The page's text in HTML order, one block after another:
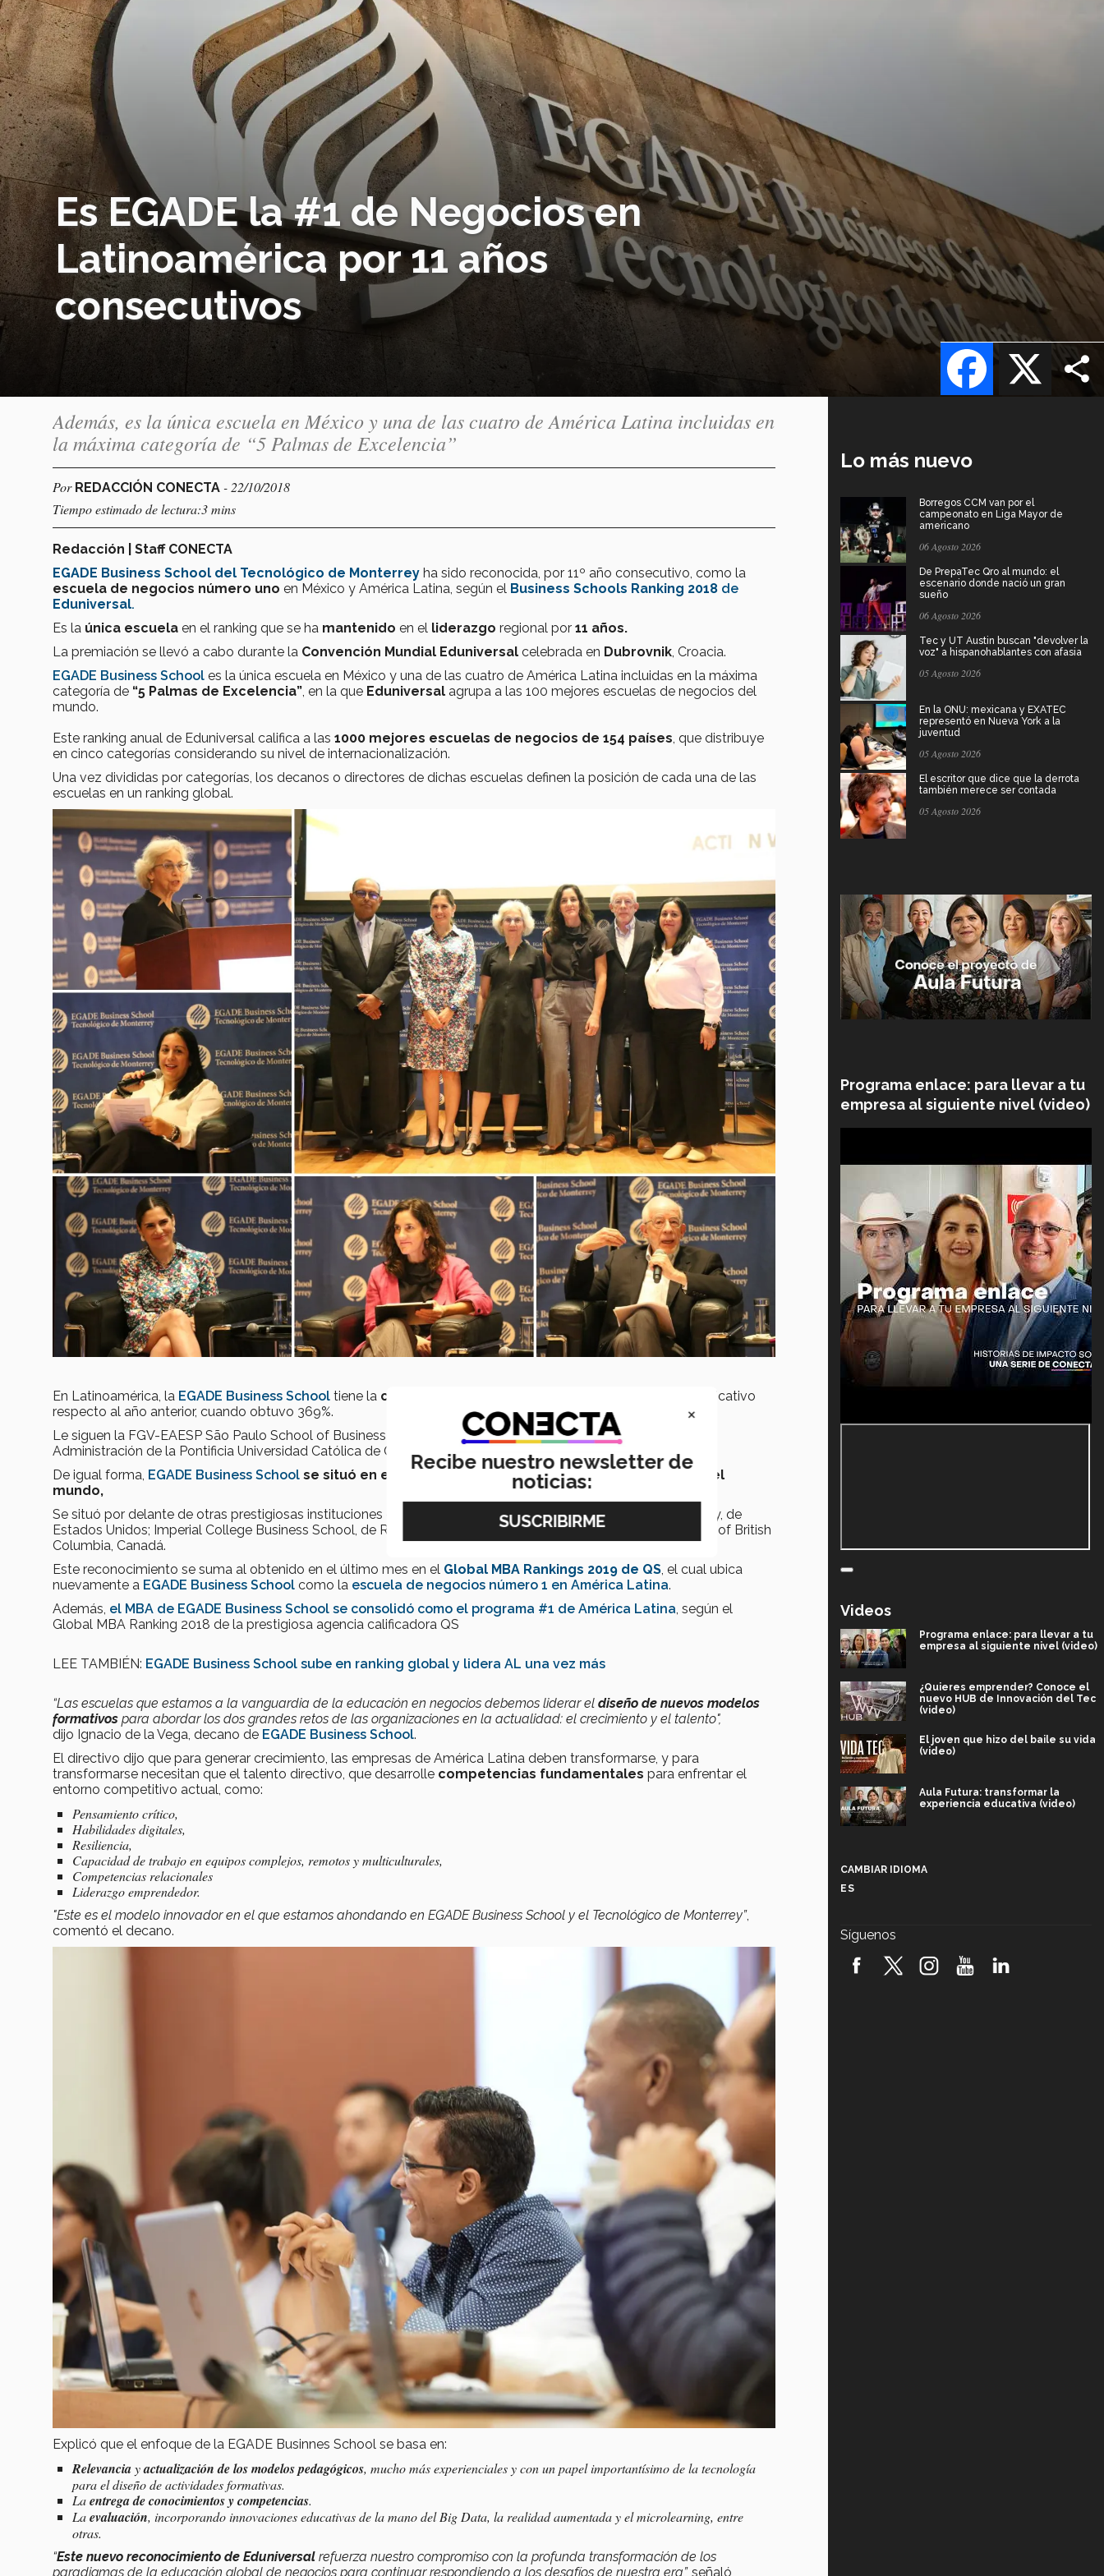
Es EGADE la #1 de Negocios en
Latinoamérica por 11 años
consecutivos
X
Facebook
Además, es la única escuela en México y una de las cuatro de América Latina incluidas en
la máxima categoría de “5 Palmas de Excelencia”
Por REDACCIÓN CONECTA - 22/10/2018
Tiempo estimado de lectura:3 mins
Redacción | Staff CONECTA
EGADE Business School del Tecnológico de Monterrey ha sido reconocida, por 11º año consecutivo, como la
escuela de negocios número uno en México y América Latina, según el Business Schools Ranking 2018 de
Eduniversal.
Es la única escuela en el ranking que se ha mantenido en el liderazgo regional por 11 años.
La premiación se llevó a cabo durante la Convención Mundial Eduniversal celebrada en Dubrovnik , Croacia.
EGADE Business School es la única escuela en México y una de las cuatro de América Latina incluidas en la máxima
categoría de “5 Palmas de Excelencia” , en la que Eduniversal agrupa a las 100 mejores escuelas de negocios del
mundo.
Este ranking anual de Eduniversal califica a las 1000 mejores escuelas de negocios de 154 países , que distribuye
en cinco categorías considerando su nivel de internacionalización.
Una vez divididas por categorías, los decanos o directores de dichas escuelas definen la posición de cada una de las
escuelas en un ranking global.
En Latinoamérica, la EGADE Business School tiene la calificación más elevada con 414%
, un avance significativo
respecto al año anterior, cuando obtuvo 369%.
Le siguen la FGV-EAESP São Paulo School of Business Administration, de Brasil, con 335% y la Escuela de
Administración de la Pontificia Universidad Católica de Chile, con 335%.
De igual forma, EGADE Business School se situó en el Top 40 de las mejores escuelas de negocios del
mundo,
Se situó por delante de otras prestigiosas instituciones como Stern School of Business, de New York University, de
Estados Unidos; Imperial College Business School, de Reino Unido; y Sauder School of Business, de University of British
Columbia, Canadá.
Este reconocimiento se suma al obtenido en el último mes en el Global MBA Rankings 2019 de QS , el cual ubica
nuevamente a EGADE Business School como la escuela de negocios número 1 en América Latina.
Además, el MBA de EGADE Business School se consolidó como el programa #1 de América Latina , según el
Global MBA Ranking 2018 de la prestigiosa agencia calificadora QS
LEE TAMBIÉN: EGADE Business School sube en ranking global y lidera AL una vez más
“Las escuelas que estamos a la vanguardia de la educación en negocios debemos liderar el diseño de nuevos modelos
formativos para abordar los dos grandes retos de las organizaciones en la actualidad: el crecimiento y el talento",
dijo Ignacio de la Vega, decano de EGADE Business School.
El directivo dijo que para generar crecimiento, las empresas de América Latina deben transformarse, y para
transformarse necesitan que el talento directivo, que desarrolle competencias fundamentales para enfrentar el
entorno competitivo actual, como:
Pensamiento crítico,
Habilidades digitales,
Resiliencia,
Capacidad de trabajo en equipos complejos, remotos y multiculturales,
Competencias relacionales
Liderazgo emprendedor.
"Este es el modelo innovador en el que estamos ahondando en EGADE Business School y el Tecnológico de Monterrey”,
comentó el decano.
Explicó que el enfoque de la EGADE Businnes School se basa en:
Relevanciayactualización de los modelos pedagógicos, mucho más experienciales y con un papel importantísimo de la tecnología
para el diseño de actividades formativas.
Laentrega de conocimientos y competencias.
Laevaluación, incorporando innovaciones educativas de la mano del Big Data, la realidad aumentada y elmicrolearning, entre
otras.
“Este nuevo reconocimiento de Eduniversal refuerza nuestro compromiso con la profunda transformación de los
paradigmas de la educación global de negocios para continuar respondiendo a los desafíos de nuestra era”, señaló
Lo más nuevo
Borregos CCM van por el
campeonato en Liga Mayor de
americano
06 Agosto 2026
De PrepaTec Qro al mundo: el
escenario donde nació un gran
sueño
06 Agosto 2026
Tec y UT Austin buscan "devolver la
voz" a hispanohablantes con afasia
05 Agosto 2026
En la ONU: mexicana y EXATEC
representó en Nueva York a la
juventud
05 Agosto 2026
El escritor que dice que la derrota
también merece ser contada
05 Agosto 2026
Programa enlace: para llevar a tu
empresa al siguiente nivel (video)
Videos
Programa enlace: para llevar a tu
empresa al siguiente nivel (video)
¿Quieres emprender? Conoce el
nuevo HUB de Innovación del Tec
(video)
El joven que hizo del baile su vida
(video)
Aula Futura: transformar la
experiencia educativa (video)
robótica FIRST 2026! (video)
CAMBIAR IDIOMA
ES
Síguenos
×
Recibe nuestro newsletter de
noticias: